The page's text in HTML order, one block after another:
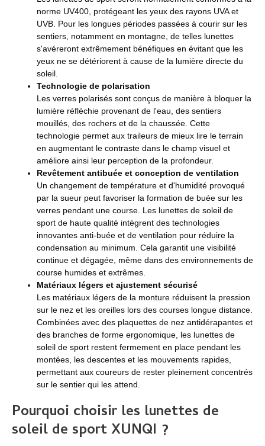
norme UV400, protégeant les yeux des rayons UVA et
UVB. Pour les longues périodes passées à courir sur les
sentiers, notamment en montagne, de telles lunettes
s'avéreront extrêmement bénéfiques en évitant que les
yeux ne se détériorent à cause de la lumière directe du
soleil.
Technologie de polarisation
Les verres polarisés sont conçus de manière à bloquer la
lumière réfléchie provenant de l'eau, des sentiers
mouillés, des rochers et de la chaussée. Cette
technologie permet aux traileurs de mieux lire le terrain
en augmentant le contraste dans le champ visuel et
améliore ainsi leur perception de la profondeur.
Revêtement antibuée et conception de ventilation
Un changement de température et d'humidité provoqué
par la sueur peut favoriser la formation de buée sur les
verres pendant une course. Les lunettes de soleil de
sport de haute qualité intègrent des technologies
innovantes anti-buée et de ventilation pour réduire la
condensation au minimum. Cela garantit une visibilité
continue et dégagée, même dans des environnements de
course humides et extrêmes.
Matériaux légers et ajustement sécurisé
Les matériaux légers de la monture réduisent la pression
sur le nez et les oreilles lors des courses longue distance.
Combinées avec des plaquettes de nez antidérapantes et
des branches de forme ergonomique, les lunettes de
soleil de sport restent fermement en place pendant les
montées, les descentes et les mouvements rapides,
permettant aux coureurs de rester pleinement concentrés
sur le sentier qui les attend.
Pourquoi choisir les lunettes de
soleil de sport XUNQI ?